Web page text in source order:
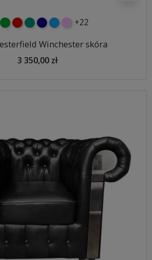
zielonyczerwony
turkusowy
granatowy
niebieski
różowy
+22
Winchester skóra
3 350,00 zł